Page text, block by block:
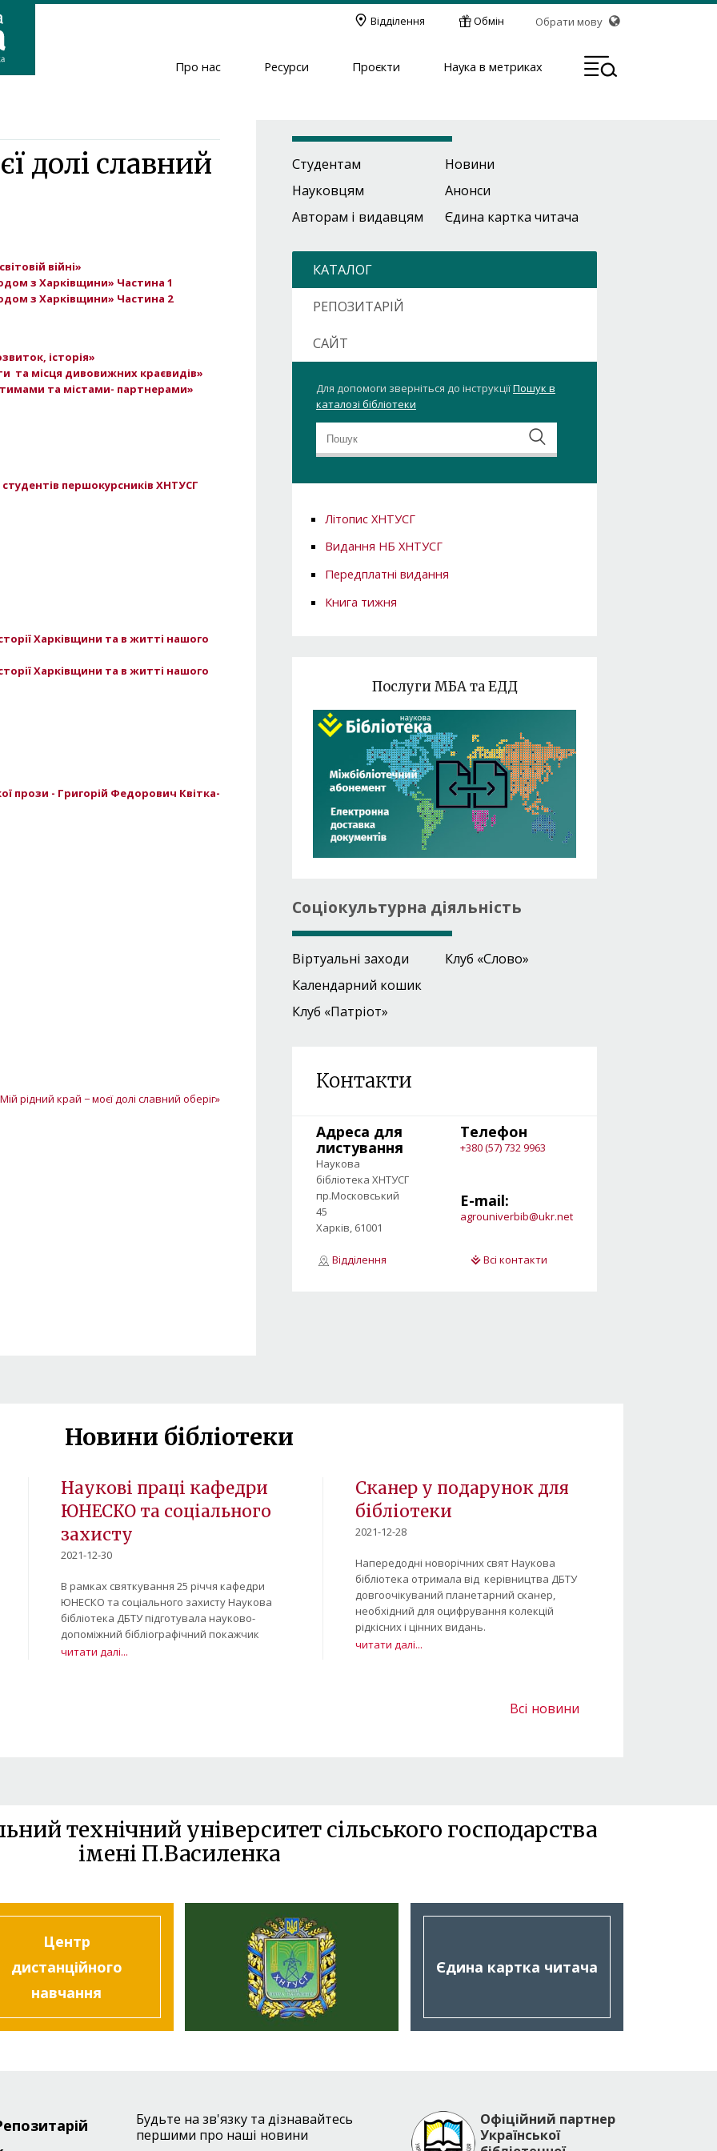
Відділення Обмін Обрати мову
Header
Про нас Ресурси Проєкти Наука в метриках
долі славний
війні»
з Харківщини» Частина 1
з Харківщини» Частина 2
історія»
та місця дивовижних краєвидів»
та містами- партнерами»
першокурсників ХНТУСГ
Харківщини та в житті нашого
Харківщини та в житті нашого
прози - Григорій Федорович Квітка-
рідний край − моєї долі славний оберіг»
Студентам
Науковцям
Авторам і видавцям
Новини
Анонси
Єдина картка читача
КАТАЛОГ
Для допомоги зверніться до інструкціїПошук в
каталозі бібліотеки
РЕПОЗИТАРІЙ
САЙТ
Літопис ХНТУСГ
Видання НБ ХНТУСГ
Передплатні видання
Книга тижня
Послуги МБА та ЕДД
Соціокультурна діяльність
Віртуальні заходи
Календарний кошик
Клуб «Патріот»
Клуб «Слово»
Контакти
Адреса для
листування
Наукова
бібліотека ХНТУСГ
пр.Московський
45
Харків, 61001
Телефон
+380 (57) 732 9963
E-mail:
agrouniverbib@ukr.net
Відділення Всі контакти
Новини бібліотеки
Наукові праці кафедри
ЮНЕСКО та соціального
захисту
2021-12-30
В рамках святкування 25 річчя кафедри
ЮНЕСКО та соціального захисту Наукова
бібліотека ДБТУ підготувала науково-
допоміжний бібліографічний покажчик
читати далі...
Сканер у подарунок для
бібліотеки
2021-12-28
Напередодні новорічних свят Наукова
бібліотека отримала від керівництва ДБТУ
довгоочікуваний планетарний сканер,
необхідний для оцифрування колекцій
рідкісних і цінних видань.
читати далі...
Всі новини
технічний університет сільського господарства
імені П.Василенка
Центр
дистанційного
навчання
Єдина картка читача
Будьте на зв'язку та дізнавайтесь
першими про наші новини
Офіційний партнер
Української